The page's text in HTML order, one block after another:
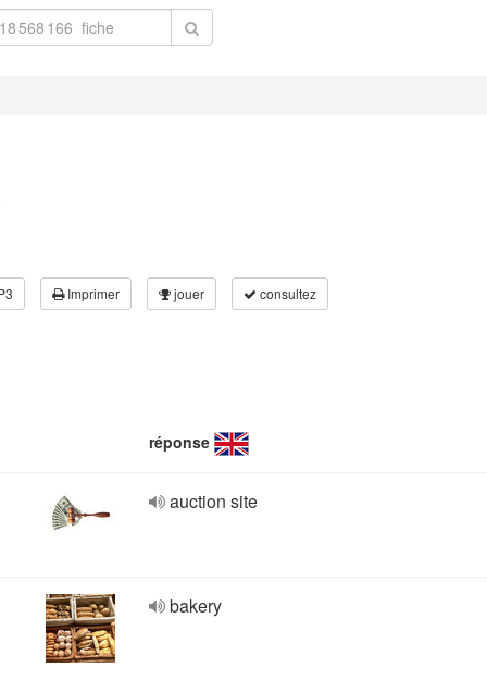
Imprimer jouer consultez
réponse
auction site
bakery